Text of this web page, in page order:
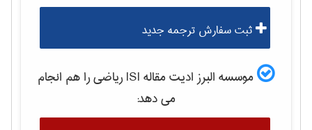
ثبت سفارش ترجمه جدید
موسسه البرز ادیت مقاله ISI رياضیرا هم انجام
می دهد: